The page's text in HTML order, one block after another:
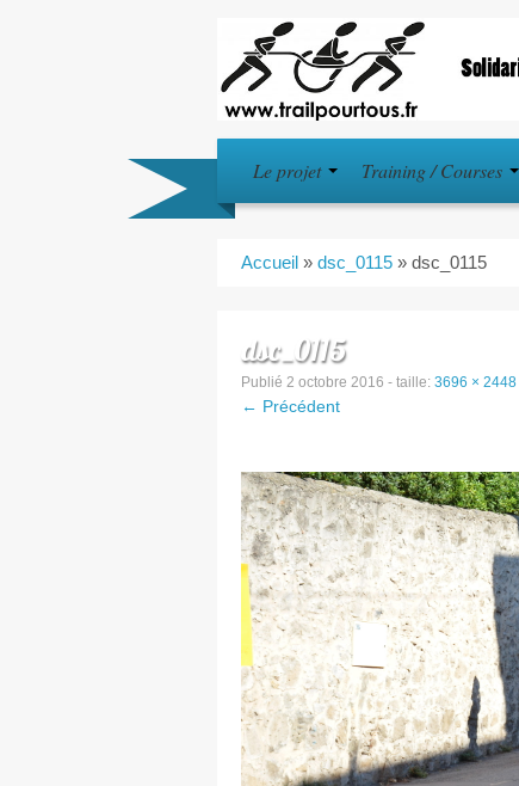
Le projet Training / Courses
Accueil » dsc_0115 » dsc_0115
dsc_0115
Publié 2 octobre 2016 - taille: 3696 × 2448
← Précédent